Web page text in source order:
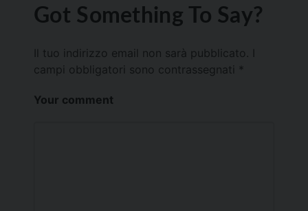
Got Something To Say?
Il tuo indirizzo email non sarà pubblicato.
campi obbligatori sono contrassegnati *
Your comment